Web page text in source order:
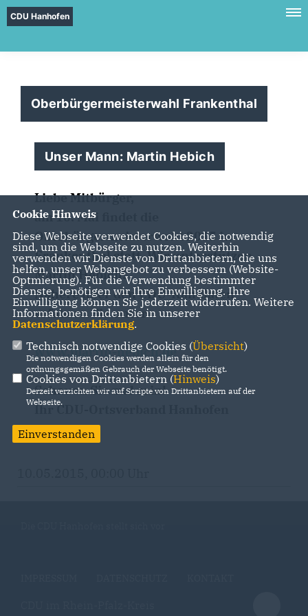
CDU Hanhofen
Oberbürgermeisterwahl Frankenthal
Unser Mann: Martin Hebich
Liebe Mitbürger,
am 10. Mai findet die
Oberbürgermeisterwahl 2015 in
Frankenthal statt. Wir unterstützen
Martin Hebich!
Nähere über den CDU-Kandiaten
erfahren Sie unter
www.martin-hebich.de
Schauen Sie mal rein!
Ihr CDU-Ortsverband Hanhofen
Cookie Hinweis
Diese Webseite verwendet Cookies, die notwendig
sind, um die Webseite zu nutzen. Weiterhin
verwenden wir Dienste von Drittanbietern, die uns
helfen, unser Webangebot zu verbessern (Website-
Optmierung). Für die Verwendung bestimmter
Dienste, benötigen wir Ihre Einwilligung. Ihre
Einwilligung können Sie jederzeit widerrufen. Weitere
Informationen finden Sie in unserer
Datenschutzerklärung.
Technisch notwendige Cookies (Übersicht)
Die notwendigen Cookies werden allein für den
ordnungsgemäßen Gebrauch der Webseite benötigt.
Cookies von Drittanbietern (Hinweis)
Derzeit verzichten wir auf Scripte von Drittanbietern auf der
Webseite.
Einverstanden